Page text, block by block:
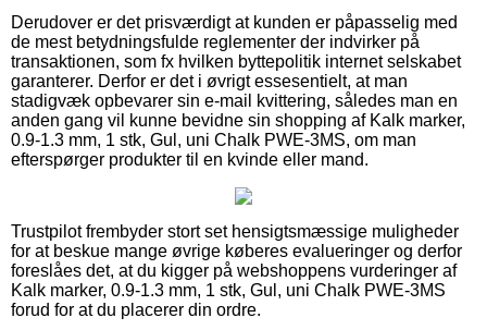
Derudover er det prisværdigt at kunden er påpasselig med
de mest betydningsfulde reglementer der indvirker på
transaktionen, som fx hvilken byttepolitik internet selskabet
garanterer. Derfor er det i øvrigt essesentielt, at man
stadigvæk opbevarer sin e-mail kvittering, således man en
anden gang vil kunne bevidne sin shopping af Kalk marker,
0.9-1.3 mm, 1 stk, Gul, uni Chalk PWE-3MS, om man
efterspørger produkter til en kvinde eller mand.
Trustpilot frembyder stort set hensigtsmæssige muligheder
for at beskue mange øvrige køberes evalueringer og derfor
foreslåes det, at du kigger på webshoppens vurderinger af
Kalk marker, 0.9-1.3 mm, 1 stk, Gul, uni Chalk PWE-3MS
forud for at du placerer din ordre.